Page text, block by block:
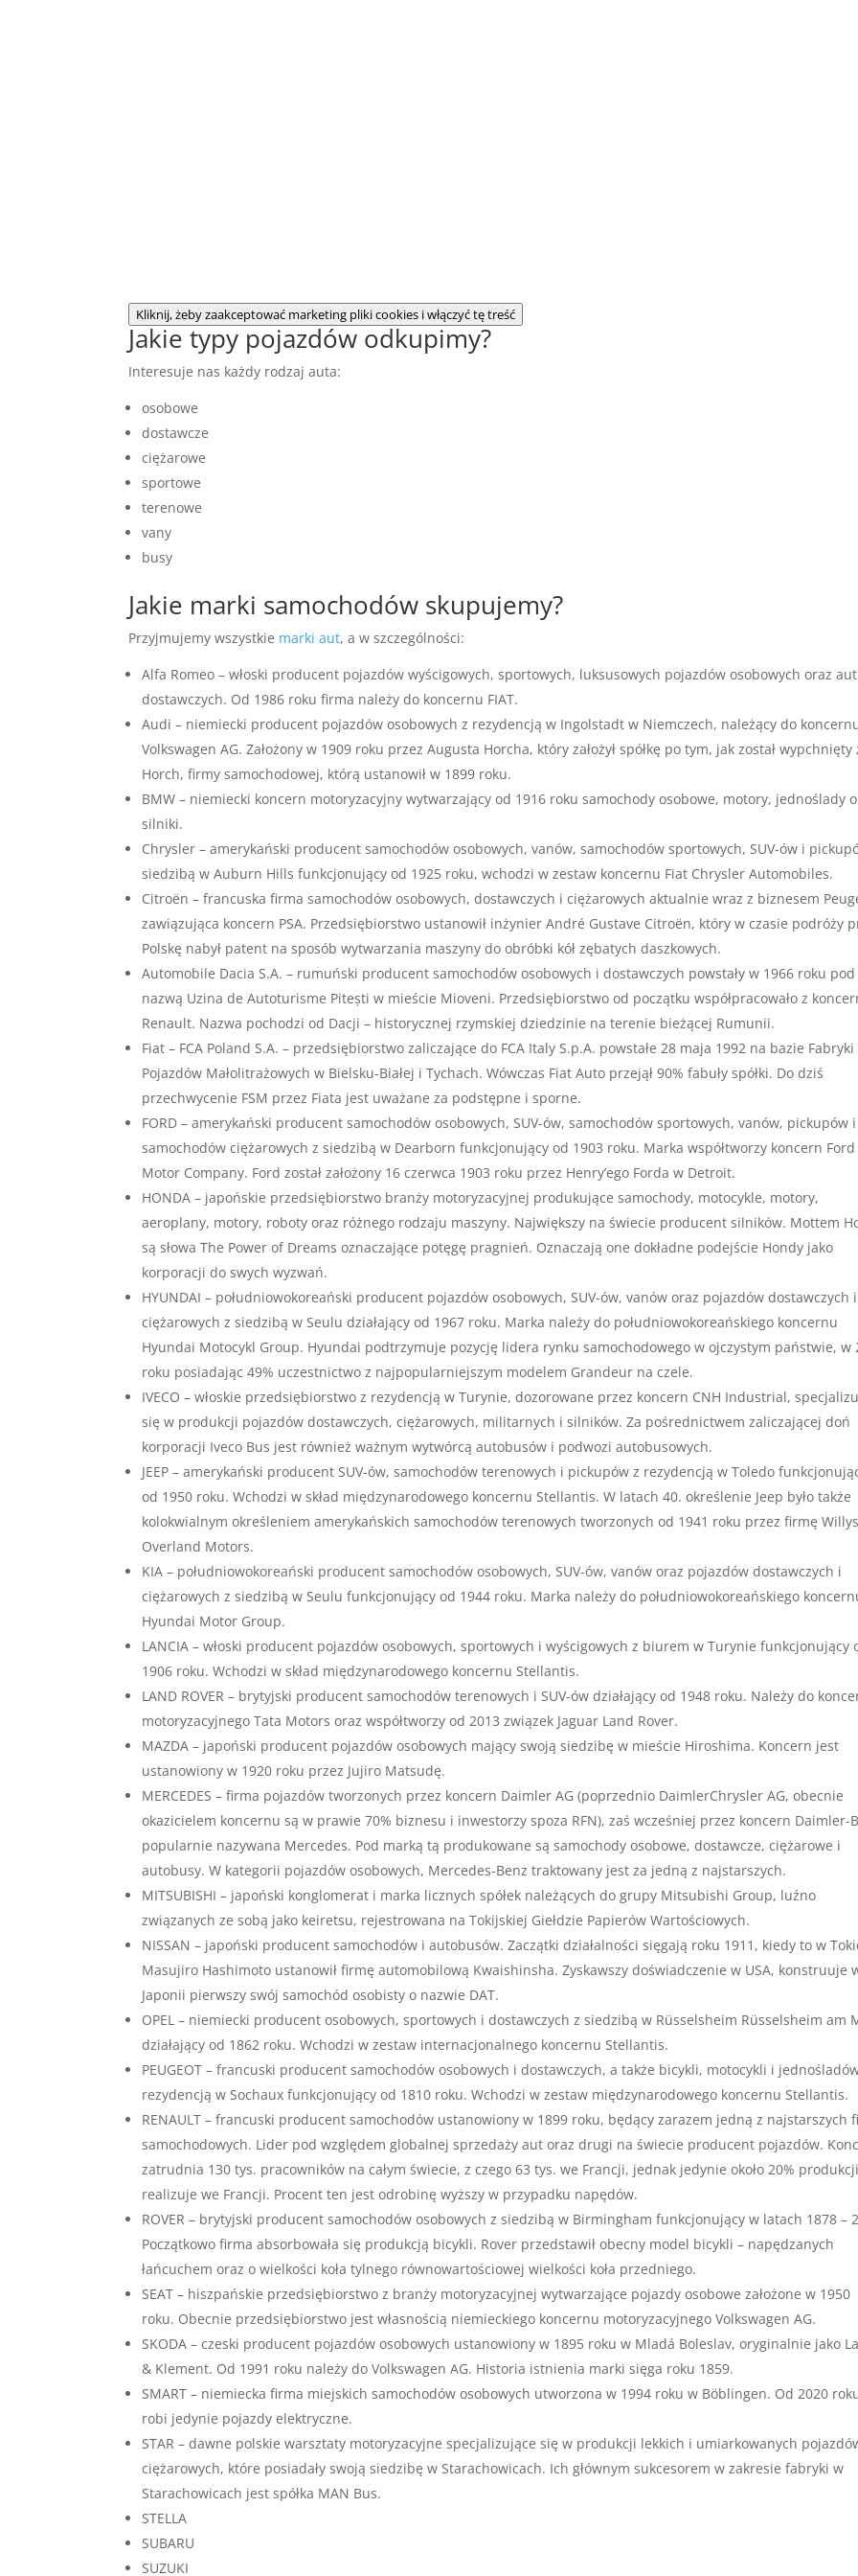
Kliknij, żeby zaakceptować marketing pliki cookies i włączyć tę treść
Jakie typy pojazdów odkupimy?
Interesuje nas każdy rodzaj auta:
osobowe
dostawcze
ciężarowe
sportowe
terenowe
vany
busy
Jakie marki samochodów skupujemy?
Przyjmujemy wszystkie marki aut, a w szczególności:
Alfa Romeo – włoski producent pojazdów wyścigowych, sportowych, luksusowych pojazdów osobowych oraz aut
dostawczych. Od 1986 roku firma należy do koncernu FIAT.
Audi – niemiecki producent pojazdów osobowych z rezydencją w Ingolstadt w Niemczech, należący do
Volkswagen AG. Założony w 1909 roku przez Augusta Horcha, który założył spółkę po tym, jak został wypchnięty
Horch, firmy samochodowej, którą ustanowił w 1899 roku.
BMW – niemiecki koncern motoryzacyjny wytwarzający od 1916 roku samochody osobowe, motory, jednoślady
silniki.
Chrysler – amerykański producent samochodów osobowych, vanów, samochodów sportowych, SUV-ów i
siedzibą w Auburn Hills funkcjonujący od 1925 roku, wchodzi w zestaw koncernu Fiat Chrysler Automobiles.
Citroën – francuska firma samochodów osobowych, dostawczych i ciężarowych aktualnie wraz z biznesem
zawiązująca koncern PSA. Przedsiębiorstwo ustanowił inżynier André Gustave Citroën, który w czasie podróży
Polskę nabył patent na sposób wytwarzania maszyny do obróbki kół zębatych daszkowych.
Automobile Dacia S.A. – rumuński producent samochodów osobowych i dostawczych powstały w 1966 roku pod
nazwą Uzina de Autoturisme Pitești w mieście Mioveni. Przedsiębiorstwo od początku współpracowało z
Renault. Nazwa pochodzi od Dacji – historycznej rzymskiej dziedzinie na terenie bieżącej Rumunii.
Fiat – FCA Poland S.A. – przedsiębiorstwo zaliczające do FCA Italy S.p.A. powstałe 28 maja 1992 na bazie Fabryki
Pojazdów Małolitrażowych w Bielsku-Białej i Tychach. Wówczas Fiat Auto przejął 90% fabuły spółki. Do dziś
przechwycenie FSM przez Fiata jest uważane za podstępne i sporne.
FORD – amerykański producent samochodów osobowych, SUV-ów, samochodów sportowych, vanów, pickupów i
samochodów ciężarowych z siedzibą w Dearborn funkcjonujący od 1903 roku. Marka współtworzy koncern Ford
Motor Company. Ford został założony 16 czerwca 1903 roku przez Henry’ego Forda w Detroit.
HONDA – japońskie przedsiębiorstwo branży motoryzacyjnej produkujące samochody, motocykle, motory,
aeroplany, motory, roboty oraz różnego rodzaju maszyny. Największy na świecie producent silników. Mottem
są słowa The Power of Dreams oznaczające potęgę pragnień. Oznaczają one dokładne podejście Hondy jako
korporacji do swych wyzwań.
HYUNDAI – południowokoreański producent pojazdów osobowych, SUV-ów, vanów oraz pojazdów dostawczych i
ciężarowych z siedzibą w Seulu działający od 1967 roku. Marka należy do południowokoreańskiego koncernu
Hyundai Motocykl Group. Hyundai podtrzymuje pozycję lidera rynku samochodowego w ojczystym państwie, w
roku posiadając 49% uczestnictwo z najpopularniejszym modelem Grandeur na czele.
IVECO – włoskie przedsiębiorstwo z rezydencją w Turynie, dozorowane przez koncern CNH Industrial,
się w produkcji pojazdów dostawczych, ciężarowych, militarnych i silników. Za pośrednictwem zaliczającej doń
korporacji Iveco Bus jest również ważnym wytwórcą autobusów i podwozi autobusowych.
JEEP – amerykański producent SUV-ów, samochodów terenowych i pickupów z rezydencją w Toledo
od 1950 roku. Wchodzi w skład międzynarodowego koncernu Stellantis. W latach 40. określenie Jeep było także
kolokwialnym określeniem amerykańskich samochodów terenowych tworzonych od 1941 roku przez firmę
Overland Motors.
KIA – południowokoreański producent samochodów osobowych, SUV-ów, vanów oraz pojazdów dostawczych i
ciężarowych z siedzibą w Seulu funkcjonujący od 1944 roku. Marka należy do południowokoreańskiego
Hyundai Motor Group.
LANCIA – włoski producent pojazdów osobowych, sportowych i wyścigowych z biurem w Turynie funkcjonujący
1906 roku. Wchodzi w skład międzynarodowego koncernu Stellantis.
LAND ROVER – brytyjski producent samochodów terenowych i SUV-ów działający od 1948 roku. Należy do
motoryzacyjnego Tata Motors oraz współtworzy od 2013 związek Jaguar Land Rover.
MAZDA – japoński producent pojazdów osobowych mający swoją siedzibę w mieście Hiroshima. Koncern jest
ustanowiony w 1920 roku przez Jujiro Matsudę.
MERCEDES – firma pojazdów tworzonych przez koncern Daimler AG (poprzednio DaimlerChrysler AG, obecnie
okazicielem koncernu są w prawie 70% biznesu i inwestorzy spoza RFN), zaś wcześniej przez koncern Daimler-
popularnie nazywana Mercedes. Pod marką tą produkowane są samochody osobowe, dostawcze, ciężarowe i
autobusy. W kategorii pojazdów osobowych, Mercedes-Benz traktowany jest za jedną z najstarszych.
MITSUBISHI – japoński konglomerat i marka licznych spółek należących do grupy Mitsubishi Group, luźno
związanych ze sobą jako keiretsu, rejestrowana na Tokijskiej Giełdzie Papierów Wartościowych.
NISSAN – japoński producent samochodów i autobusów. Zaczątki działalności sięgają roku 1911, kiedy to w
Masujiro Hashimoto ustanowił firmę automobilową Kwaishinsha. Zyskawszy doświadczenie w USA, konstruuje
Japonii pierwszy swój samochód osobisty o nazwie DAT.
OPEL – niemiecki producent osobowych, sportowych i dostawczych z siedzibą w Rüsselsheim Rüsselsheim am
działający od 1862 roku. Wchodzi w zestaw internacjonalnego koncernu Stellantis.
PEUGEOT – francuski producent samochodów osobowych i dostawczych, a także bicykli, motocykli i
rezydencją w Sochaux funkcjonujący od 1810 roku. Wchodzi w zestaw międzynarodowego koncernu Stellantis.
RENAULT – francuski producent samochodów ustanowiony w 1899 roku, będący zarazem jedną z najstarszych
samochodowych. Lider pod względem globalnej sprzedaży aut oraz drugi na świecie producent pojazdów.
zatrudnia 130 tys. pracowników na całym świecie, z czego 63 tys. we Francji, jednak jedynie około 20% produkcji
realizuje we Francji. Procent ten jest odrobinę wyższy w przypadku napędów.
ROVER – brytyjski producent samochodów osobowych z siedzibą w Birmingham funkcjonujący w latach 1878 –
Początkowo firma absorbowała się produkcją bicykli. Rover przedstawił obecny model bicykli – napędzanych
łańcuchem oraz o wielkości koła tylnego równowartościowej wielkości koła przedniego.
SEAT – hiszpańskie przedsiębiorstwo z branży motoryzacyjnej wytwarzające pojazdy osobowe założone w 1950
roku. Obecnie przedsiębiorstwo jest własnością niemieckiego koncernu motoryzacyjnego Volkswagen AG.
SKODA – czeski producent pojazdów osobowych ustanowiony w 1895 roku w Mladá Boleslav, oryginalnie jako
& Klement. Od 1991 roku należy do Volkswagen AG. Historia istnienia marki sięga roku 1859.
SMART – niemiecka firma miejskich samochodów osobowych utworzona w 1994 roku w Böblingen. Od 2020
robi jedynie pojazdy elektryczne.
STAR – dawne polskie warsztaty motoryzacyjne specjalizujące się w produkcji lekkich i umiarkowanych
ciężarowych, które posiadały swoją siedzibę w Starachowicach. Ich głównym sukcesorem w zakresie fabryki w
Starachowicach jest spółka MAN Bus.
STELLA
SUBARU
SUZUKI